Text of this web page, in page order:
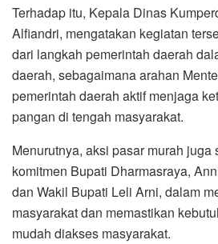
Terhadap itu, Kepala Dinas
Alfiandri, mengatakan kegiatan
dari langkah pemerintah daerah
daerah, sebagaimana arahan
pemerintah daerah aktif menjaga
pangan di tengah masyarakat.
Menurutnya, aksi pasar murah juga
komitmen Bupati Dharmasraya,
dan Wakil Bupati Leli Arni, dalam
masyarakat dan memastikan
mudah diakses masyarakat.